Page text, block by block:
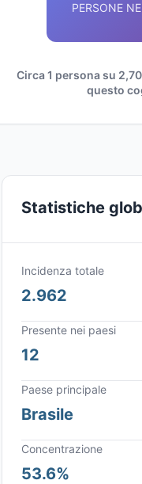
PERSONE
Circa 1 persona su
questo
Statistiche
Incidenza totale
2.962
Presente nei paesi
12
Paese principale
Brasile
Concentrazione
53.6%